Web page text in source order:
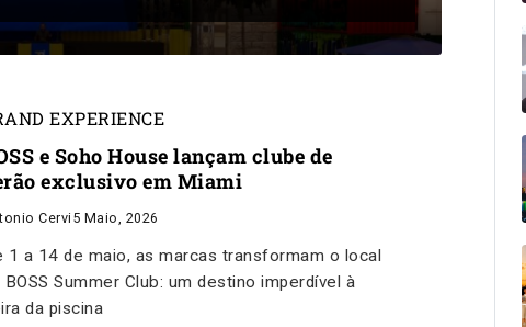
EXPERIENCE
e Soho House lançam clube de
exclusivo em Miami
Cervi 5 Maio, 2026
1 a 14 de maio, as marcas transformam o local
BOSS Summer Club: um destino imperdível à
da piscina